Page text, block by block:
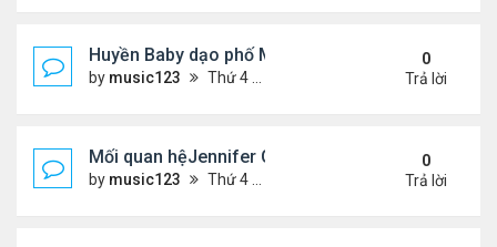
Huyền Baby dạo phố Mỹ
by music123 Thứ 4 Tháng 7 29, 2026 5:21 pm
0
Trả lời
Mối quan hệJennifer Garner và mẹ chồng cũ
by music123 Thứ 4 Tháng 7 29, 2026 5:13 pm
0
Trả lời